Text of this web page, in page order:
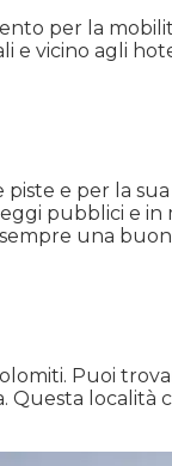
per la
e vicino agli
e per la
pubblici e
una
Puoi
Questa località